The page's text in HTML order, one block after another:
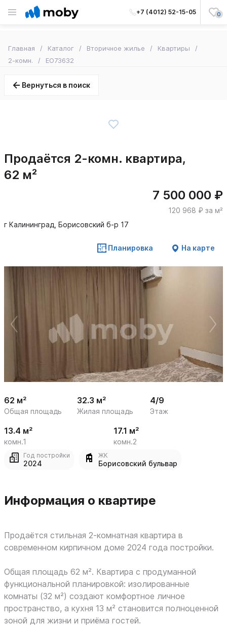
+7 (4012) 52-15-05 0
Главная Каталог Вторичное жилье
Квартиры
2-комн.
EO73632
Вернуться в поиск
Продаётся 2-комн. квартира,
62 м²
7 500 000 ₽
120 968 ₽ за м²
г Калининград, Борисовский б-р 17
Планировка На карте
10
62 м²
Общая площадь
32.3 м²
Жилая площадь
4/9
Этаж
13.4 м²
комн.1
17.1 м²
комн.2
Год постройки
2024
ЖК
Борисовский бульвар
Информация о квартире
Продаётся стильная 2-комнатная квартира в
современном кирпичном доме 2024 года постройки.
Общая площадь 62 м². Квартира с продуманной
функциональной планировкой: изолированные
комнаты (32 м²) создают комфортное личное
пространство, а кухня 13 м² становится полноценной
зоной для жизни и приёма гостей.